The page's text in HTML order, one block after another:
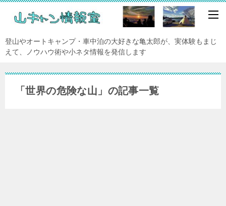
登山やオートキャンプ・車中泊の大好きな亀太郎が、実体験もまじ
えて、ノウハウ術や小ネタ情報を発信します
「世界の危険な山」の記事一覧